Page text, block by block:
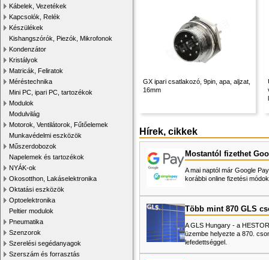
Kábelek, Vezetékek
Kapcsolók, Relék
Készülékek
Kishangszórók, Piezók, Mikrofonok
Kondenzátor
Kristályok
Matricák, Feliratok
Méréstechnika
Mini PC, ipari PC, tartozékok
Modulok
Modulvilág
Motorok, Ventilátorok, Fűtőelemek
Munkavédelmi eszközök
Műszerdobozok
Napelemek és tartozékok
NYÁK-ok
Okosotthon, Lakáselektronika
Oktatási eszközök
Optoelektronika
Peltier modulok
Pneumatika
Szenzorok
Szerelési segédanyagok
Szerszám és forrasztás
GX ipari csatlakozó, 9pin, apa, aljzat,
16mm
Hírek, cikkek
Mostantól fizethet
A mai naptól már Google
korábbi online fizetési
Több mint 870 GLS
A GLS Hungary - a
üzembe helyezte a 870.
lefedettséggel.